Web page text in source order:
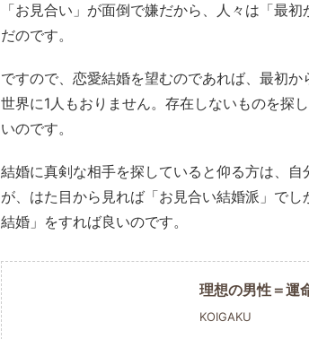
「お見合い」が面倒で嫌だから、人々は「最
だのです。
ですので、恋愛結婚を望むのであれば、最初
世界に1人もおりません。存在しないものを探
いのです。
結婚に真剣な相手を探していると仰る方は、
が、はた目から見れば「お見合い結婚派」で
結婚」をすれば良いのです。
理想の男性＝運
KOIGAKU